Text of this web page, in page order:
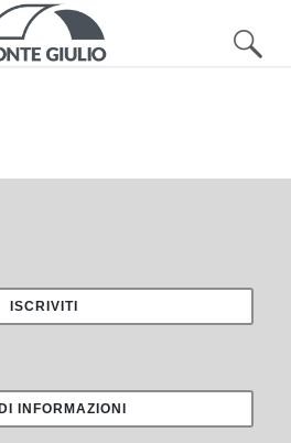
ISCRIVITI
INFORMAZIONI